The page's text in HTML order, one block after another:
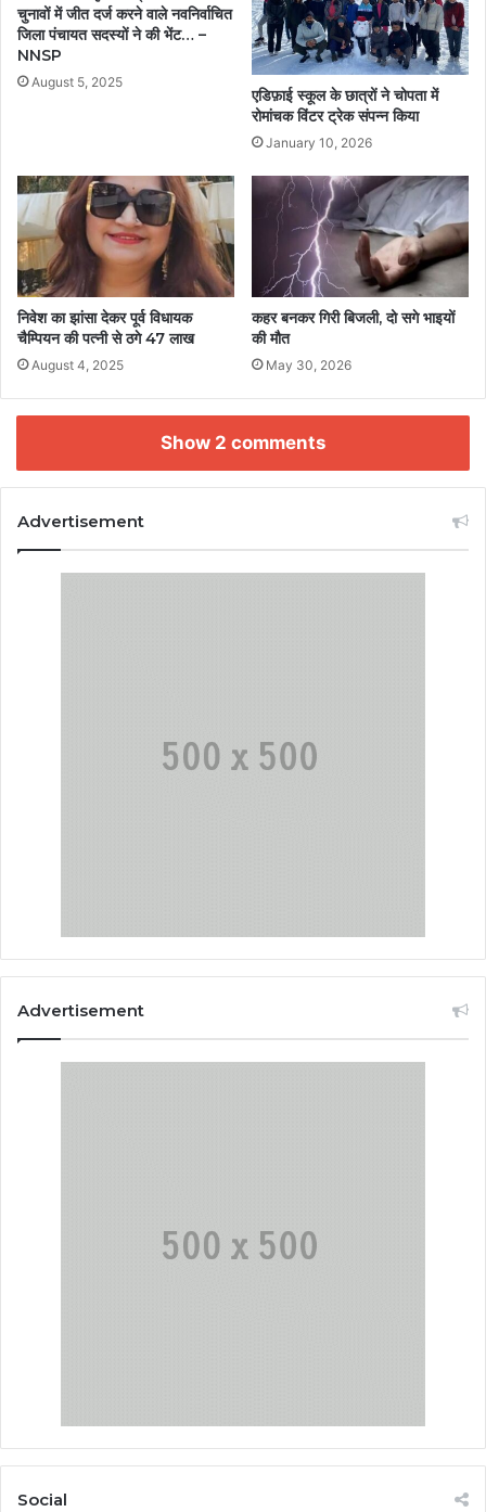
चुनावों में जीत दर्ज करने वाले नवनिर्वाचित
जिला पंचायत सदस्यों ने की भेंट… –
NNSP
August 5, 2025
एडिफ़ाई स्कूल के छात्रों ने चोपता में
रोमांचक विंटर ट्रेक संपन्न किया
January 10, 2026
निवेश का झांसा देकर पूर्व विधायक
चैम्पियन की पत्नी से ठगे 47 लाख
August 4, 2025
कहर बनकर गिरी बिजली, दो सगे भाइयों
की मौत
May 30, 2026
Show 2 comments
Advertisement
Advertisement
Social